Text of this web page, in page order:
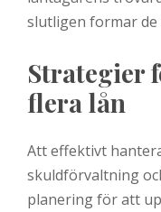
slutligen formar
Strategier
flera lån
Att effektivt
skuldförvaltning
planering för att